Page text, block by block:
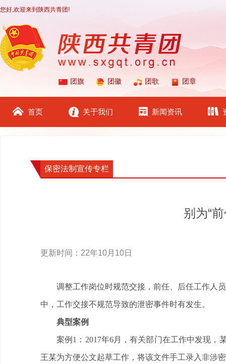
您好,欢迎来到陕西共青团!
团旗 团徽 团歌 团章
首页 关于我们 新闻资讯
保密法制宣传专栏
别为“
更新时间：22年10月10日
调整工作岗位时规范交接，前任、后任工作人
中，工作交接不规范导致的泄密事件时有发生。
典型案例
案例1：2017年6月，有关部门在工作中发现，
王某为方便公文起草工作，将该文件手工录入非涉